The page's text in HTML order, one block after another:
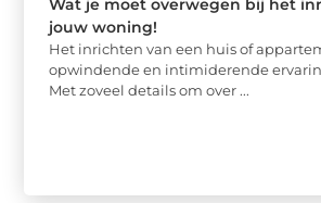
Wat je moet overwegen bij het
jouw woning!
Het inrichten van een huis of
opwindende en intimiderende
Met zoveel details om over ...